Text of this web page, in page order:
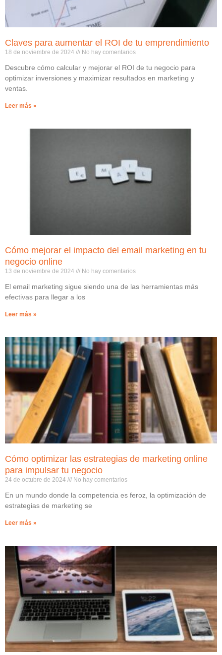
Claves para aumentar el ROI de tu emprendimiento
18 de noviembre de 2024 No hay comentarios
Descubre cómo calcular y mejorar el ROI de tu negocio para
optimizar inversiones y maximizar resultados en marketing y
ventas.
Leer más »
Cómo mejorar el impacto del email marketing en tu
negocio online
13 de noviembre de 2024 No hay comentarios
El email marketing sigue siendo una de las herramientas más
efectivas para llegar a los
Leer más »
Cómo optimizar las estrategias de marketing online
para impulsar tu negocio
24 de octubre de 2024 No hay comentarios
En un mundo donde la competencia es feroz, la optimización de
estrategias de marketing se
Leer más »